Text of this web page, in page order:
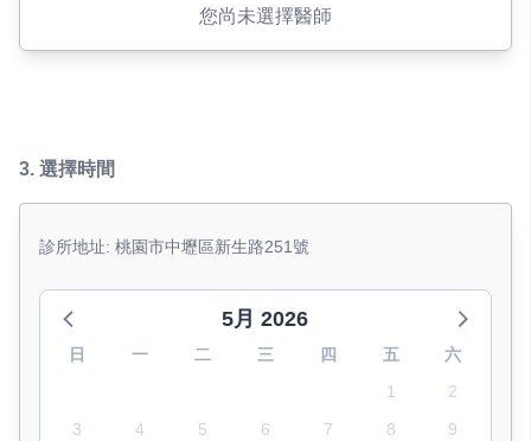
您尚未選擇醫師
3. 選擇時間
診所地址: 桃園市中壢區新生路251號
5月 2026
日 一 二 三 四 五
六
1
2
3
4 5 6 7 8
9